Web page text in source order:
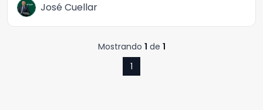
José Cuellar
Mostrando 1 de 1
1